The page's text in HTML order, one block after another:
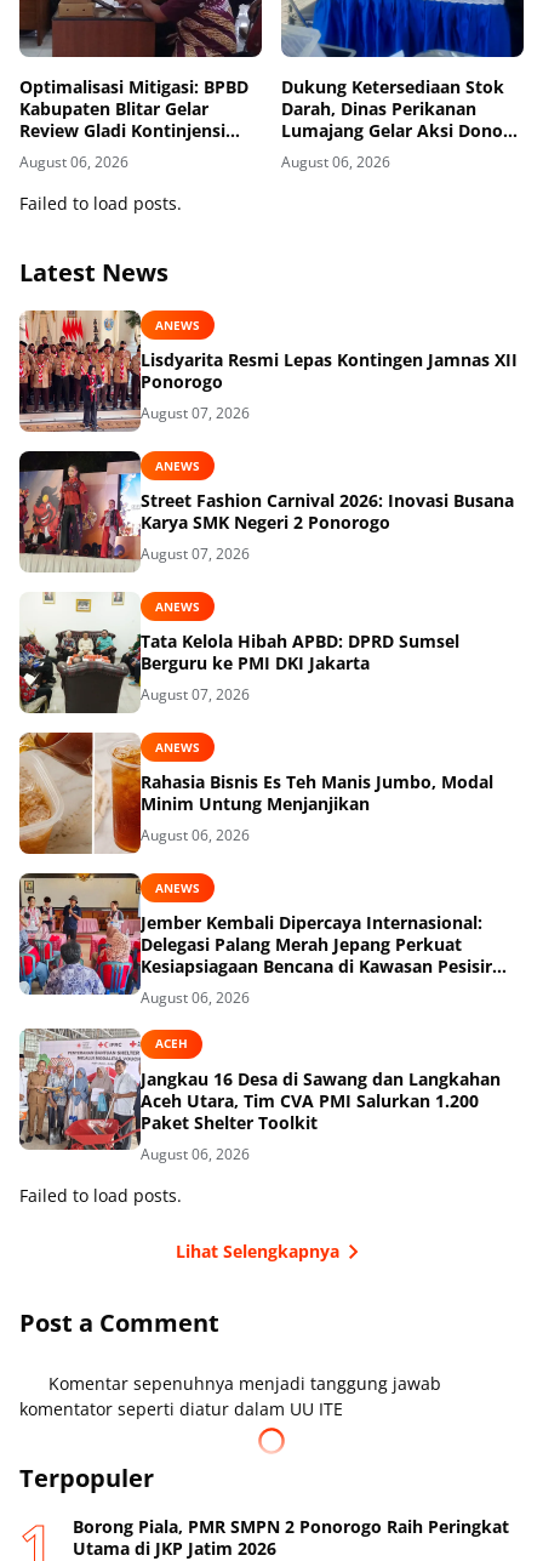
Optimalisasi Mitigasi: BPBD
Kabupaten Blitar Gelar
Review Gladi Kontinjensi
Erupsi Gunung Kelud
August 06, 2026
Dukung Ketersediaan Stok
Darah, Dinas Perikanan
Lumajang Gelar Aksi Donor
Darah
August 06, 2026
Failed to load posts.
Latest News
ANEWS
Lisdyarita Resmi Lepas Kontingen Jamnas XII
Ponorogo
August 07, 2026
ANEWS
Street Fashion Carnival 2026: Inovasi Busana
Karya SMK Negeri 2 Ponorogo
August 07, 2026
ANEWS
Tata Kelola Hibah APBD: DPRD Sumsel
Berguru ke PMI DKI Jakarta
August 07, 2026
ANEWS
Rahasia Bisnis Es Teh Manis Jumbo, Modal
Minim Untung Menjanjikan
August 06, 2026
ANEWS
Jember Kembali Dipercaya Internasional:
Delegasi Palang Merah Jepang Perkuat
Kesiapsiagaan Bencana di Kawasan Pesisir
dan Sekolah
August 06, 2026
ACEH
Jangkau 16 Desa di Sawang dan Langkahan
Aceh Utara, Tim CVA PMI Salurkan 1.200
Paket Shelter Toolkit
August 06, 2026
Failed to load posts.
Lihat Selengkapnya
Post a Comment
Komentar sepenuhnya menjadi tanggung jawab
komentator seperti diatur dalam UU ITE
Terpopuler
Borong Piala, PMR SMPN 2 Ponorogo Raih Peringkat
Utama di JKP Jatim 2026